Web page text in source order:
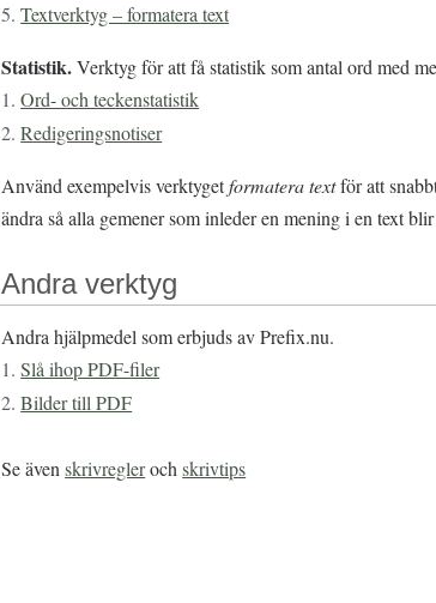
5. Textverktyg – formatera text
Statistik.Verktyg för att få statistik som antal ord med
1. Ord- och teckenstatistik
2. Redigeringsnotiser
Använd exempelvis verktygetformatera textför att
ändra så alla gemener som inleder en mening i en text blir
Andra verktyg
Andra hjälpmedel som erbjuds av Prefix.nu.
1. Slå ihop PDF-filer
2. Bilder till PDF
Se ävenskrivreglerochskrivtips